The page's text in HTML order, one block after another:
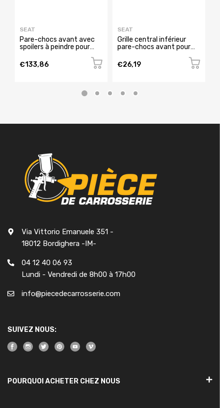
SEAT
Pare-chocs avant avec
spoilers à peindre pour
2016, Neuf
€133,86
SEAT
Grille central inférieur
pare-chocs avant pour
2015, Neuve
€26,19
Via Vittorio Emanuele 351 -
18012 Bordighera -IM-
04 12 40 06 93
Lundi - Vendredi de 8h00 à 17h00
info@piecedecarrosserie.com
SUIVEZ NOUS:
POURQUOI ACHETER CHEZ NOUS